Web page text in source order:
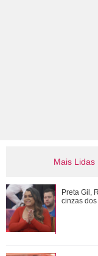
Mais Lidas
Ariana
corpo
Preta Gil,
cinzas